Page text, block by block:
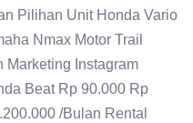
Pilihan Unit Honda Vario
Nmax Motor Trail
Marketing Instagram
Beat Rp 90.000 Rp
/Bulan Rental